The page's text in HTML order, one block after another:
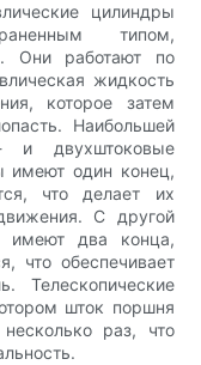
цилиндры
типом,
Они работают по
жидкость
которое затем
Наибольшей
и двухштоковые
имеют один конец,
что делает их
С другой
имеют два конца,
что обеспечивает
Телескопические
шток поршня
раз, что